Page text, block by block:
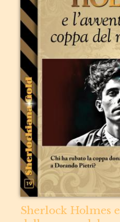
Sherlock Holmes